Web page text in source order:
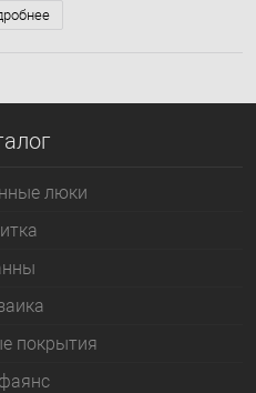
люки
покрытия